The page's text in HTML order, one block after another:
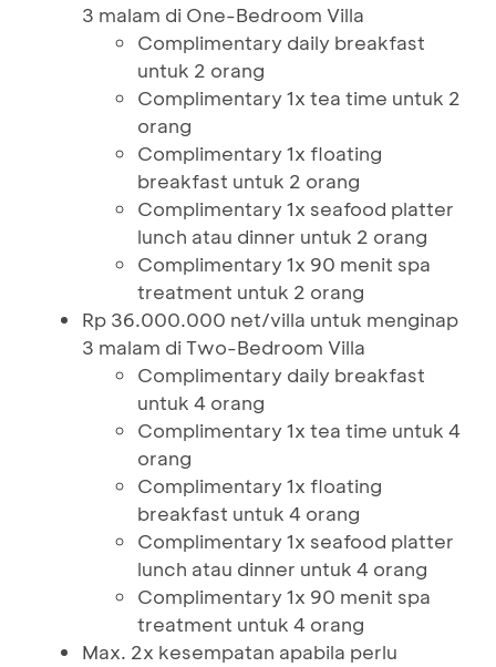
3 malam di One-Bedroom Villa
Complimentary daily breakfast
untuk 2 orang
Complimentary 1x tea time untuk 2
orang
Complimentary 1x floating
breakfast untuk 2 orang
Complimentary 1x seafood platter
lunch atau dinner untuk 2 orang
Complimentary 1x 90 menit spa
treatment untuk 2 orang
Rp 36.000.000 net/villa untuk menginap
3 malam di Two-Bedroom Villa
Complimentary daily breakfast
untuk 4 orang
Complimentary 1x tea time untuk 4
orang
Complimentary 1x floating
breakfast untuk 4 orang
Complimentary 1x seafood platter
lunch atau dinner untuk 4 orang
Complimentary 1x 90 menit spa
treatment untuk 4 orang
Max. 2x kesempatan apabila perlu